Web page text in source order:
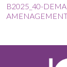
B2025_40-